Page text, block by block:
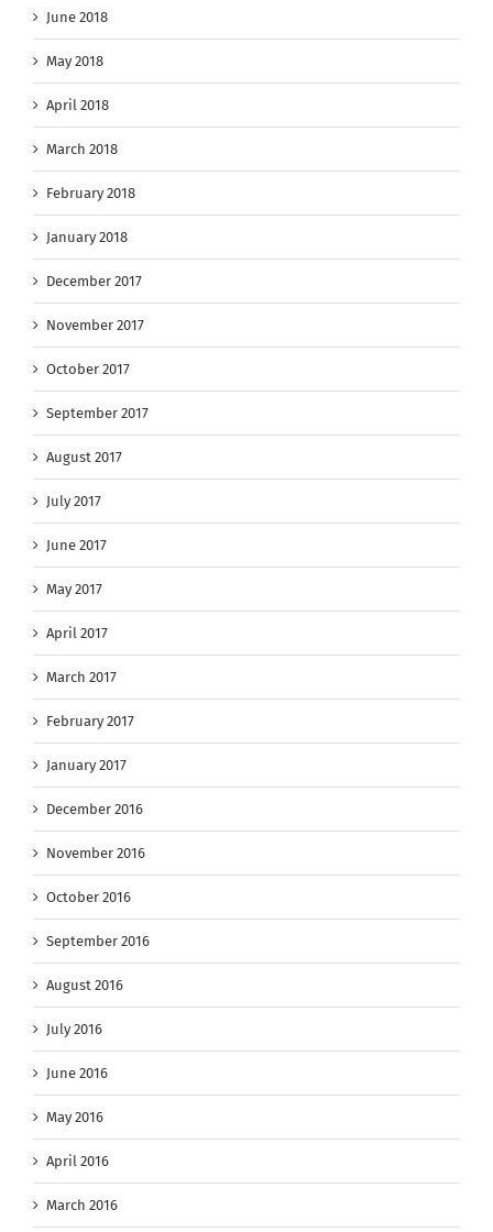
June 2018
May 2018
April 2018
March 2018
February 2018
January 2018
December 2017
November 2017
October 2017
September 2017
August 2017
July 2017
June 2017
May 2017
April 2017
March 2017
February 2017
January 2017
December 2016
November 2016
October 2016
September 2016
August 2016
July 2016
June 2016
May 2016
April 2016
March 2016